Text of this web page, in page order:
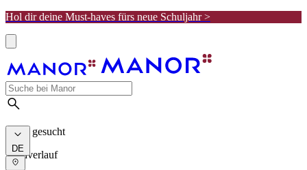
Hol dir deine Must-haves fürs neue Schuljahr >
Meist gesucht
Suchverlauf
DE